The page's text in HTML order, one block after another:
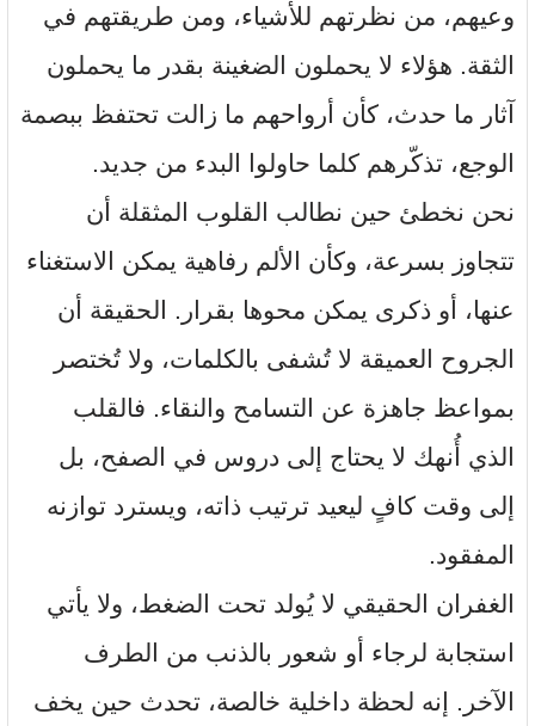
وعيهم، من نظرتهم للأشياء، ومن طريقتهم في
الثقة. هؤلاء لا يحملون الضغينة بقدر ما يحملون
آثار ما حدث، كأن أرواحهم ما زالت تحتفظ ببصمة
الوجع، تذكّرهم كلما حاولوا البدء من جديد.
نحن نخطئ حين نطالب القلوب المثقلة أن
تتجاوز بسرعة، وكأن الألم رفاهية يمكن الاستغناء
عنها، أو ذكرى يمكن محوها بقرار. الحقيقة أن
الجروح العميقة لا تُشفى بالكلمات، ولا تُختصر
بمواعظ جاهزة عن التسامح والنقاء. فالقلب
الذي أُنهك لا يحتاج إلى دروس في الصفح، بل
إلى وقت كافٍ ليعيد ترتيب ذاته، ويسترد توازنه
المفقود.
الغفران الحقيقي لا يُولد تحت الضغط، ولا يأتي
استجابة لرجاء أو شعور بالذنب من الطرف
الآخر. إنه لحظة داخلية خالصة، تحدث حين يخف